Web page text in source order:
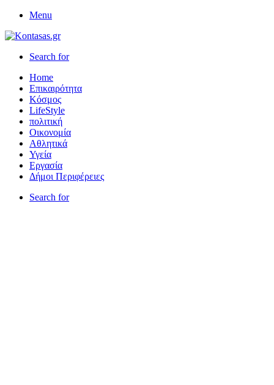
Menu
Search for
Home
Επικαιρότητα
Κόσμος
LifeStyle
πολιτική
Οικονομία
Αθλητικά
Υγεία
Εργασία
Δήμοι Περιφέρειες
Search for